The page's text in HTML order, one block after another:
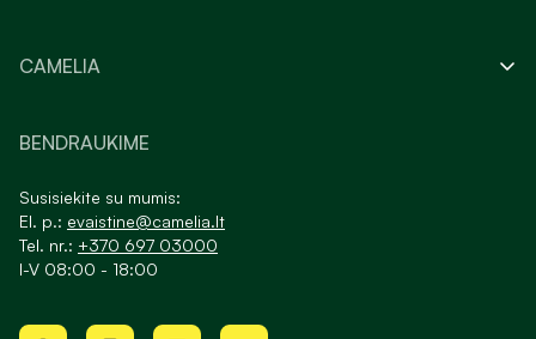
CAMELIA
BENDRAUKIME
Susisiekite su mumis:
El. p.: evaistine@camelia.lt
Tel. nr.: +370 697 03000
I-V 08:00 - 18:00